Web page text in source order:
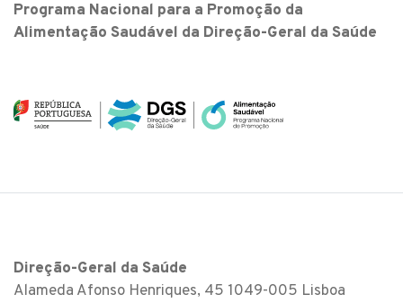
Programa Nacional para a Promoção da
Alimentação Saudável da Direção-Geral da Saúde
Direção-Geral da Saúde
Alameda Afonso Henriques, 45 1049-005 Lisboa